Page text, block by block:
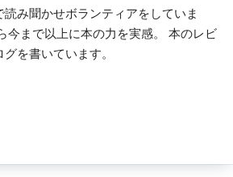
み聞かせボランティアをしていま
今まで以上に本の力を実感。 本のレビ
を書いています。